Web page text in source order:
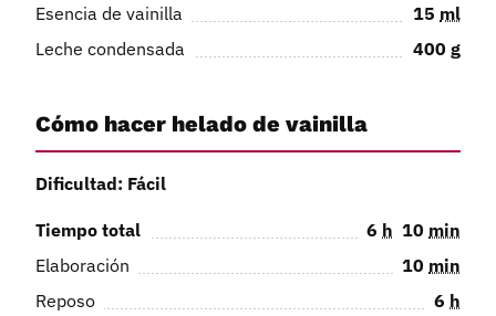
Esencia de vainilla
15 ml
Leche condensada
400 g
Cómo hacer helado de vainilla
Dificultad: Fácil
Tiempo total 6 h 10 min
Elaboración
10 min
Reposo
6 h